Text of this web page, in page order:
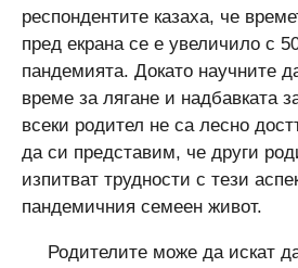
респондентите казаха, че
пред екрана се е увеличило с
пандемията. Докато научните
време за лягане и надбавката
всеки родител не са лесно
да си представим, че други
изпитват трудности с тези
пандемичния семеен живот.
Родителите може да искат